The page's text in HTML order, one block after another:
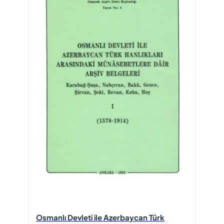
Osmanlı Devleti ile Azerbaycan Türk